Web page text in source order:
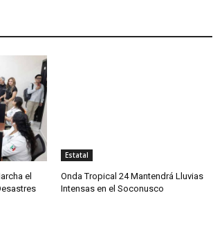
el
Estatal
Onda Tropical 24 Mantendrá Lluvias
Intensas en el Soconusco